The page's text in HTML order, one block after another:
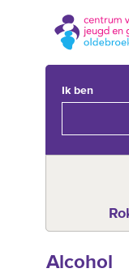
Ik ben
Alcohol